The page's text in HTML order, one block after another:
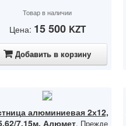
Товар в наличии
Цена: 15 500 KZT
Добавить в корзину
алюминиевая 2х12,
7,15м, Алюмет, Прежде